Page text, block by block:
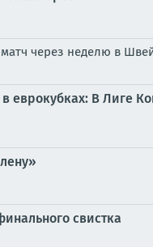
матч через неделю в
еврокубках: В Лиге
свистка